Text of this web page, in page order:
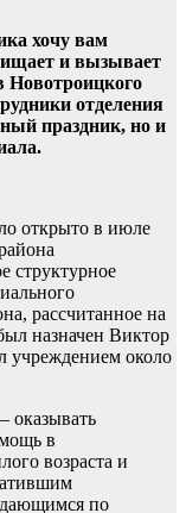
хочу вам
и вызывает
Новотроицкого
отделения
праздник, но и
открыто в июле
структурное
рассчитанное на
назначен Виктор
учреждением около
оказывать
в
возраста и
по